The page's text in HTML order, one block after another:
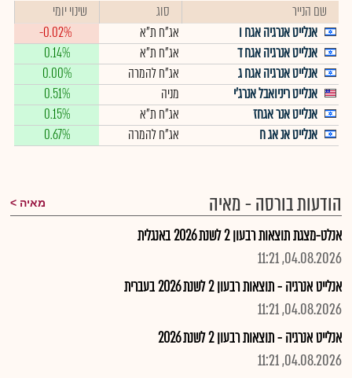
שם הנייר סוג
שינוי יומי
אנלייט אנרגיה אגח ו
אג"ח ת"א
-0.02%
אנלייט אנרגיה אגח ד
אג"ח ת"א
0.14%
אנלייט אנרגיה אגח ג
אג"ח להמרה
0.00%
אנלייט ריניואבל אנרג'י
מניה
0.51%
אנלייט אנר אגחז
אג"ח ת"א
0.15%
אנלייט אנ אג ח
אג"ח להמרה 0.67%
הודעות בורסה - מאיה מאיה
אנלט-מצגת תוצאות רבעון 2 לשנת 2026 באנגלית
04.08.2026, 11:21
אנלייט אנרגיה - תוצאות רבעון 2 לשנת 2026 בעברית
04.08.2026, 11:21
אנלייט אנרגיה - תוצאות רבעון 2 לשנת 2026
04.08.2026, 11:21